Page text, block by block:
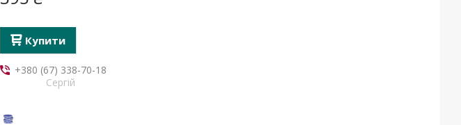
Купити
+380 (67) 338-70-18
Сергій